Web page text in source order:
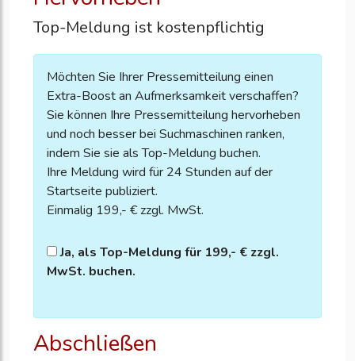
Top-Meldung ist kostenpflichtig
Möchten Sie Ihrer Pressemitteilung einen
Extra-Boost an Aufmerksamkeit verschaffen?
Sie können Ihre Pressemitteilung hervorheben
und noch besser bei Suchmaschinen ranken,
indem Sie sie als Top-Meldung buchen.
Ihre Meldung wird für 24 Stunden auf der
Startseite publiziert.
Einmalig 199,- € zzgl. MwSt.
Ja, als Top-Meldung für 199,- € zzgl.
MwSt. buchen.
Abschließen